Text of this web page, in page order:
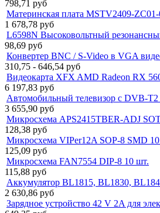
798,71 руб
Материнская плата MSTV2409-ZC01-
1 678,78 руб
L6598N Высоковольтный
98,69 руб
Конвертер BNC / S-Video в VGA
310,75 - 646,54 руб
Видеокарта XFX AMD Radeon RX
6 197,83 руб
Автомобильный телевизор с DVB-
3 655,90 руб
Микросхема APS2415TBER-ADJ
128,38 руб
Микросхема VIPer12A SOP-8 SMD
125,09 руб
Микросхема FAN7554 DIP-8 10 шт.
115,88 руб
Аккумулятор BL1815, BL1830,
2 630,86 руб
Зарядное устройство 42 V 2A для